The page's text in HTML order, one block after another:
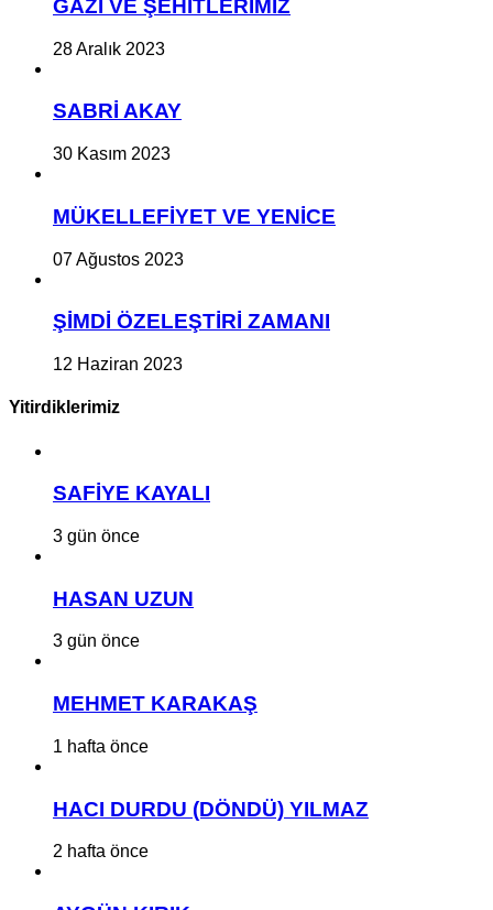
GAZİ VE ŞEHİTLERİMİZ
28 Aralık 2023
SABRİ AKAY
30 Kasım 2023
MÜKELLEFİYET VE YENİCE
07 Ağustos 2023
ŞİMDİ ÖZELEŞTİRİ ZAMANI
12 Haziran 2023
Yitirdiklerimiz
SAFİYE KAYALI
3 gün önce
HASAN UZUN
3 gün önce
MEHMET KARAKAŞ
1 hafta önce
HACI DURDU (DÖNDÜ) YILMAZ
2 hafta önce